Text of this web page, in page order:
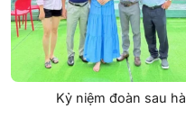
Kỷ niệm đoàn sau